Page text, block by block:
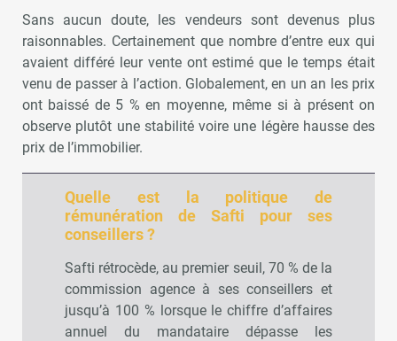
Sans aucun doute, les vendeurs sont devenus plus
raisonnables. Certainement que nombre d’entre eux qui
avaient différé leur vente ont estimé que le temps était
venu de passer à l’action. Globalement, en un an les prix
ont baissé de 5 % en moyenne, même si à présent on
observe plutôt une stabilité voire une légère hausse des
prix de l’immobilier.
Quelle est la politique de
rémunération de Safti pour ses
conseillers ?
Safti rétrocède, au premier seuil, 70 % de la
commission agence à ses conseillers et
jusqu’à 100 % lorsque le chiffre d’affaires
annuel du mandataire dépasse les